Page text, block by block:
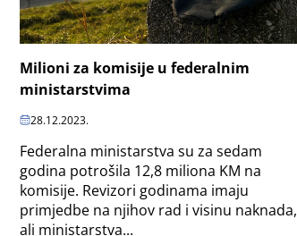
Milioni za komisije u federalnim
ministarstvima
28.12.2023.
Federalna ministarstva su za sedam
godina potrošila 12,8 miliona KM na
komisije. Revizori godinama imaju
primjedbe na njihov rad i visinu naknada,
ali ministarstva...